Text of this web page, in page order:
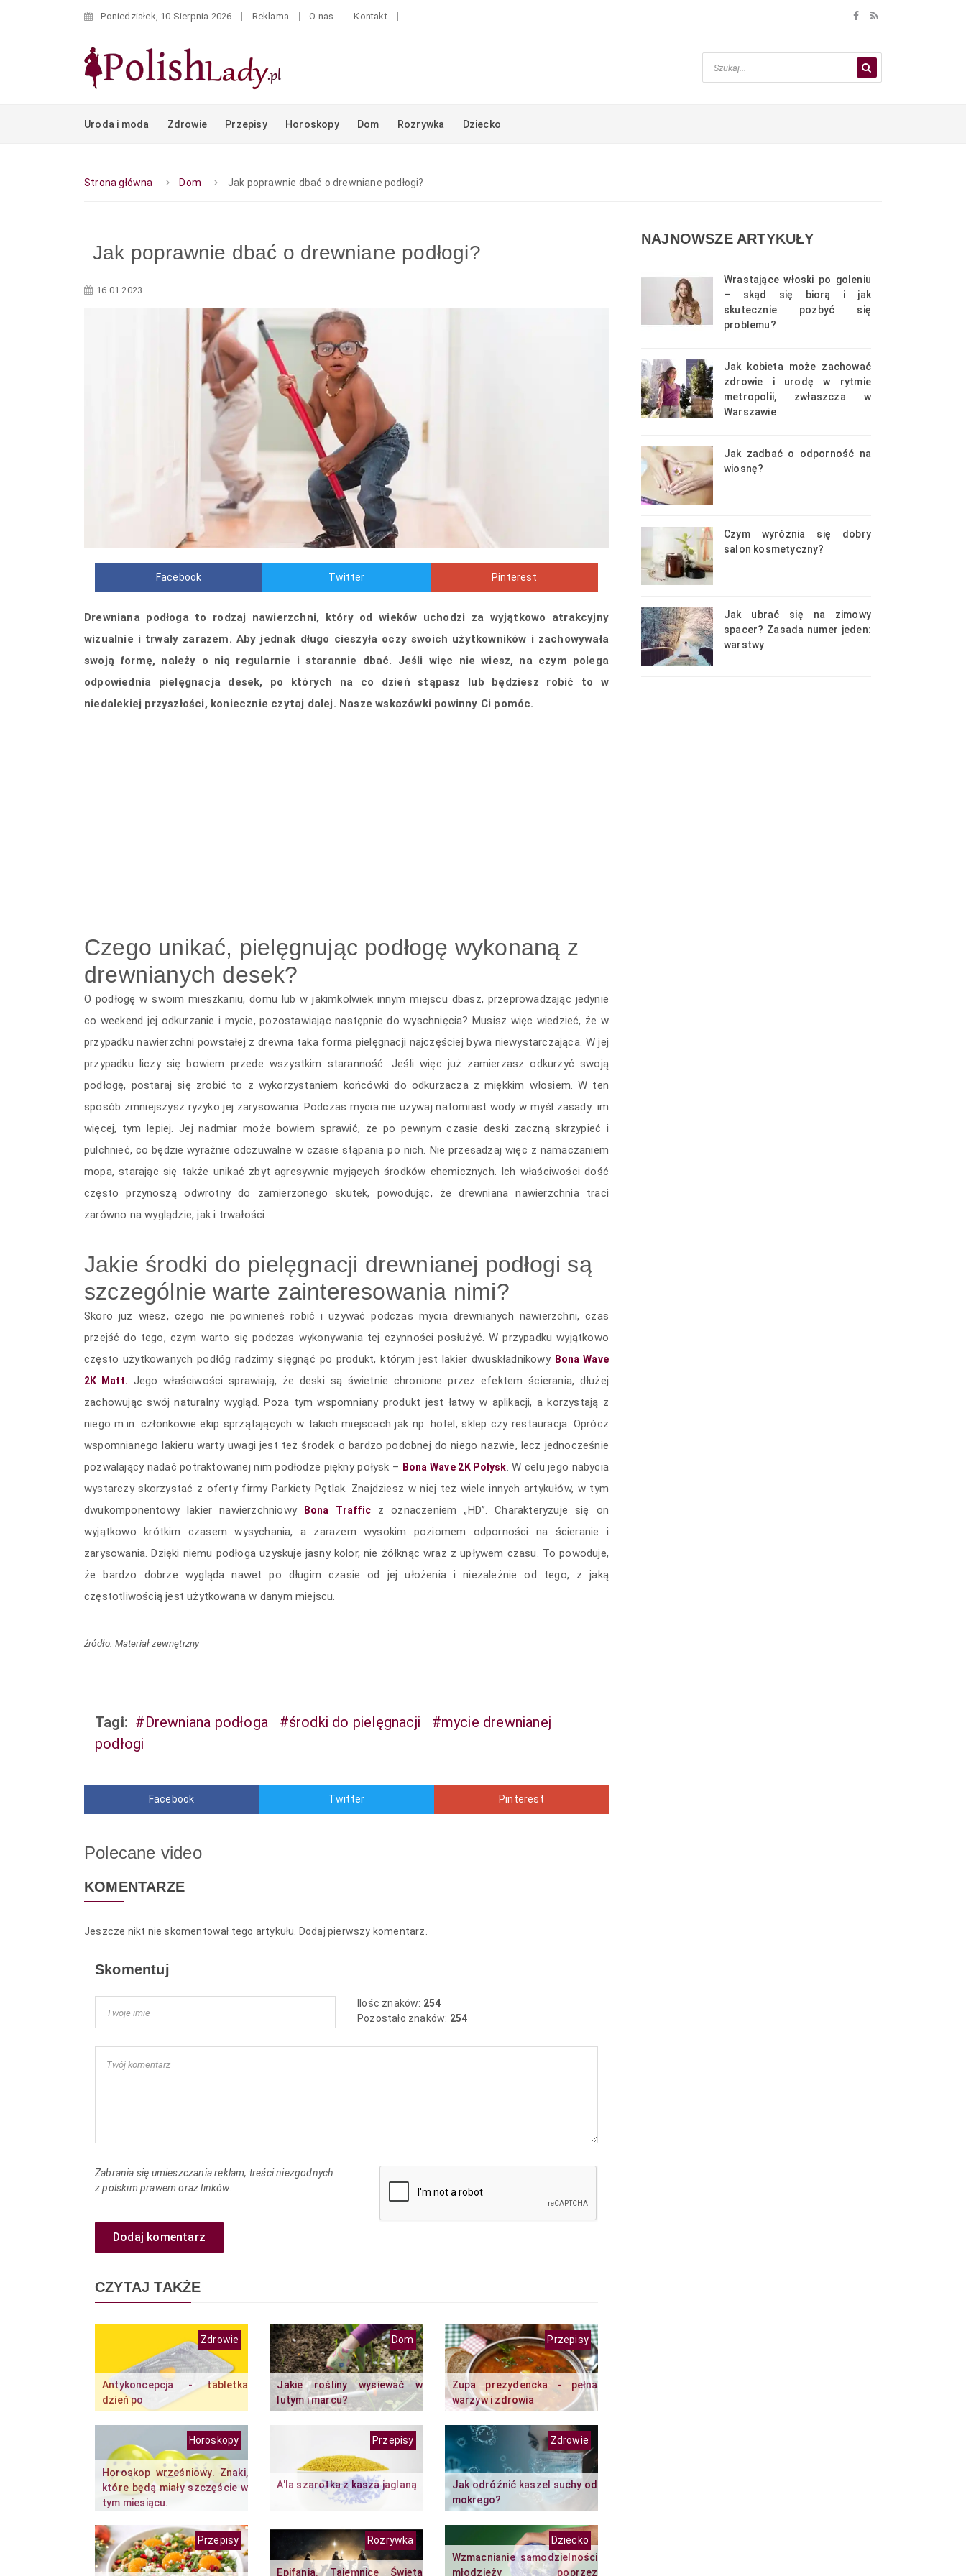
Poniedziałek, 10 Sierpnia 2026 Reklama O nas Kontakt
Uroda i moda Zdrowie Przepisy Horoskopy Dom Rozrywka Dziecko
Strona główna Dom Jak poprawnie dbać o drewniane podłogi?
Jak poprawnie dbać o drewniane podłogi?
16.01.2023
Facebook Twitter Pinterest
Drewniana podłoga to rodzaj nawierzchni, który od wieków uchodzi za wyjątkowo atrakcyjny
wizualnie i trwały zarazem. Aby jednak długo cieszyła oczy swoich użytkowników i zachowywała
swoją formę, należy o nią regularnie i starannie dbać. Jeśli więc nie wiesz, na czym polega
odpowiednia pielęgnacja desek, po których na co dzień stąpasz lub będziesz robić to w
niedalekiej przyszłości, koniecznie czytaj dalej. Nasze wskazówki powinny Ci pomóc.
Czego unikać, pielęgnując podłogę wykonaną z
drewnianych desek?
O podłogę w swoim mieszkaniu, domu lub w jakimkolwiek innym miejscu dbasz, przeprowadzając jedynie
co weekend jej odkurzanie i mycie, pozostawiając następnie do wyschnięcia? Musisz więc wiedzieć, że w
przypadku nawierzchni powstałej z drewna taka forma pielęgnacji najczęściej bywa niewystarczająca. W jej
przypadku liczy się bowiem przede wszystkim staranność. Jeśli więc już zamierzasz odkurzyć swoją
podłogę, postaraj się zrobić to z wykorzystaniem końcówki do odkurzacza z miękkim włosiem. W ten
sposób zmniejszysz ryzyko jej zarysowania. Podczas mycia nie używaj natomiast wody w myśl zasady: im
więcej, tym lepiej. Jej nadmiar może bowiem sprawić, że po pewnym czasie deski zaczną skrzypieć i
pulchnieć, co będzie wyraźnie odczuwalne w czasie stąpania po nich. Nie przesadzaj więc z namaczaniem
mopa, starając się także unikać zbyt agresywnie myjących środków chemicznych. Ich właściwości dość
często przynoszą odwrotny do zamierzonego skutek, powodując, że drewniana nawierzchnia traci
zarówno na wyglądzie, jak i trwałości.
Jakie środki do pielęgnacji drewnianej podłogi są
szczególnie warte zainteresowania nimi?
Skoro już wiesz, czego nie powinieneś robić i używać podczas mycia drewnianych nawierzchni, czas
przejść do tego, czym warto się podczas wykonywania tej czynności posłużyć. W przypadku wyjątkowo
często użytkowanych podłóg radzimy sięgnąć po produkt, którym jest lakier dwuskładnikowy Bona Wave
2K Matt. Jego właściwości sprawiają, że deski są świetnie chronione przez efektem ścierania, dłużej
zachowując swój naturalny wygląd. Poza tym wspomniany produkt jest łatwy w aplikacji, a korzystają z
niego m.in. członkowie ekip sprzątających w takich miejscach jak np. hotel, sklep czy restauracja. Oprócz
wspomnianego lakieru warty uwagi jest też środek o bardzo podobnej do niego nazwie, lecz jednocześnie
pozwalający nadać potraktowanej nim podłodze piękny połysk – Bona Wave 2K Połysk. W celu jego nabycia
wystarczy skorzystać z oferty firmy Parkiety Pętlak. Znajdziesz w niej też wiele innych artykułów, w tym
dwukomponentowy lakier nawierzchniowy
Bona Traffic z oznaczeniem „HD”. Charakteryzuje się on
wyjątkowo krótkim czasem wysychania, a zarazem wysokim poziomem odporności na ścieranie i
zarysowania. Dzięki niemu podłoga uzyskuje jasny kolor, nie żółknąc wraz z upływem czasu. To powoduje,
że bardzo dobrze wygląda nawet po długim czasie od jej ułożenia i niezależnie od tego, z jaką
częstotliwością jest użytkowana w danym miejscu.
źródło: Materiał zewnętrzny
Tagi: #Drewniana podłoga #środki do pielęgnacji
#mycie drewnianej
podłogi
Facebook Twitter Pinterest
Polecane video
KOMENTARZE
Jeszcze nikt nie skomentował tego artykułu. Dodaj pierwszy komentarz.
Skomentuj
Ilośc znaków: 254
Pozostało znaków: 254
Zabrania się umieszczania reklam, treści niezgodnych
z polskim prawem oraz linków.
Dodaj komentarz
CZYTAJ TAKŻE
Antykoncepcja - tabletka
dzień po
Zdrowie
Jakie rośliny wysiewać w
lutym i marcu?
Dom
Zupa prezydencka - pełna
warzyw i zdrowia
Przepisy
Horoskop wrześniowy. Znaki,
które będą miały szczęście w
tym miesiącu.
Horoskopy
A'la szarotka z kasza jaglaną
Przepisy
Jak odróźnić kaszel suchy od
mokrego?
Zdrowie
Przepisy
Epifania. Tajemnice Święta
Rozrywka
Wzmacnianie samodzielności
młodzieży poprzez
Dziecko
NAJNOWSZE ARTYKUŁY
Wrastające włoski po goleniu
– skąd się biorą i jak
skutecznie pozbyć się
problemu?
Jak kobieta może zachować
zdrowie i urodę w rytmie
metropolii, zwłaszcza w
Warszawie
Jak zadbać o odporność na
wiosnę?
Czym wyróżnia się dobry
salon kosmetyczny?
Jak ubrać się na zimowy
spacer? Zasada numer jeden:
warstwy